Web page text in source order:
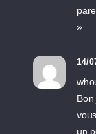
»
14/
un